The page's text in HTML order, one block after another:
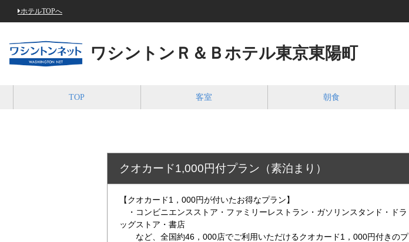
ホテルTOPへ
ワシントンＲ＆Ｂホテル東京東陽町
TOP 客室 朝食
クオカード1,000円付プラン（素泊まり）
【クオカード1，000円が付いたお得なプラン】
・コンビニエンスストア・ファミリーレストラン・ガソリンスタンド・ドラ
ッグストア・書店
など、全国約46，000店でご利用いただけるクオカード1，000円付きのプ